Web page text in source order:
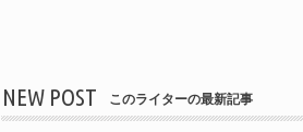
NEW POST このライターの最新記事